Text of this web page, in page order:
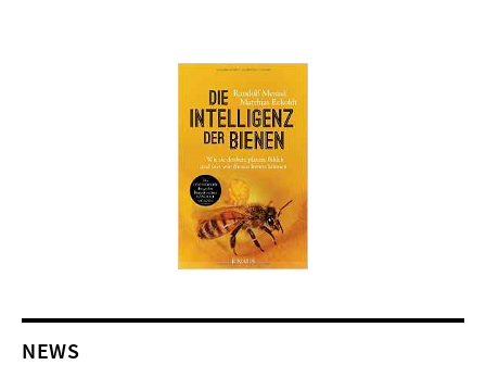
NEWS